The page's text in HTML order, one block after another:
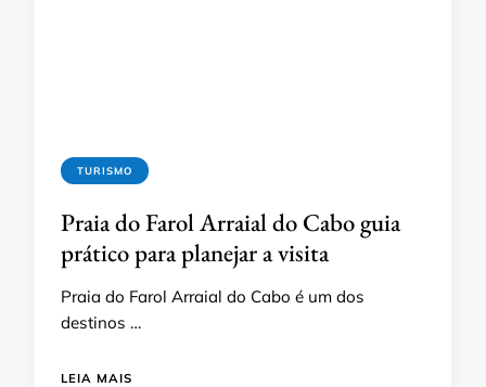
TURISMO
Praia do Farol Arraial do Cabo guia
prático para planejar a visita
Praia do Farol Arraial do Cabo é um dos
destinos …
LEIA MAIS